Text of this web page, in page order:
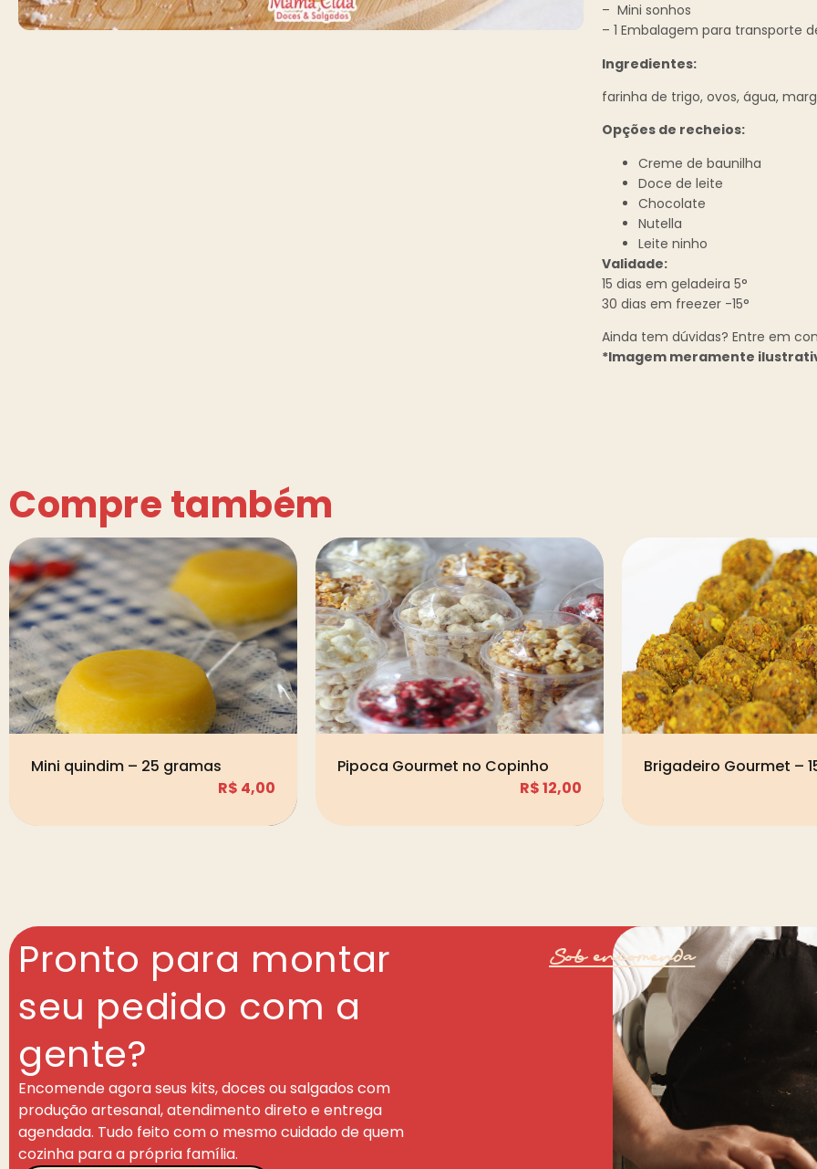
– Mini sonhos
– 1 Embalagem para transporte
Ingredientes:
farinha de trigo, ovos, água,
Opções de recheios:
Creme de baunilha
Doce de leite
Chocolate
Nutella
Leite ninho
Validade:
15 dias em geladeira 5°
30 dias em freezer -15°
Ainda tem dúvidas? Entre em
*Imagem meramente
Compre também
Mini quindim – 25 gramas
R$ 4,00
Pipoca Gourmet no Copinho
R$12,00
Brigadeiro Gourmet –
Pronto para montar
seu pedido com a
gente?
Encomende agora seus kits, doces ou salgados com
produção artesanal, atendimento direto e entrega
agendada. Tudo feito com o mesmo cuidado de quem
cozinha para a própria família.
Sob encomenda